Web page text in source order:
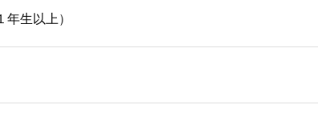
年生以上）